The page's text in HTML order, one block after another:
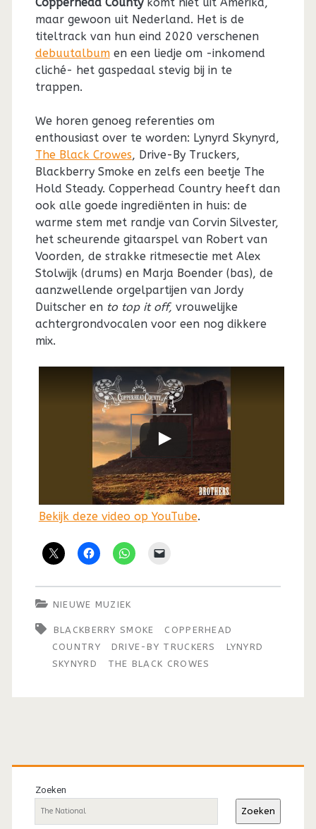
maar gewoon uit Nederland. Het is de
titeltrack van hun eind 2020 verschenen
debuutalbumen een liedje om -inkomend
cliché- het gaspedaal stevig bij in te
trappen.
We horen genoeg referenties om
enthousiast over te worden: Lynyrd Skynyrd,
The Black Crowes, Drive-By Truckers,
Blackberry Smoke en zelfs een beetje The
Hold Steady. Copperhead Country heeft dan
ook alle goede ingrediënten in huis: de
warme stem met randje van Corvin Silvester,
het scheurende gitaarspel van Robert van
Voorden, de strakke ritmesectie met Alex
Stolwijk (drums) en Marja Boender (bas), de
aanzwellende orgelpartijen van Jordy
Duitscher en to top it off, vrouwelijke
achtergrondvocalen voor een nog dikkere
mix.
Bekijk deze video op YouTube.
NIEUWE MUZIEK
BLACKBERRY SMOKE
COPPERHEAD
COUNTRY
DRIVE-BY TRUCKERS
LYNYRD
SKYNYRD
THE BLACK CROWES
Primaire
sidebar
Zoeken
Zoeken